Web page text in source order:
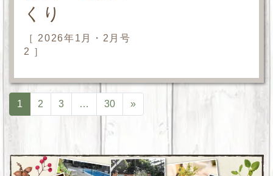
くり
［ 2026年1月・2月号
2 ］
1 2 3 … 30 »